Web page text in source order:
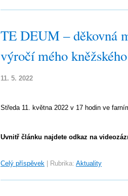
TE DEUM – děkovná
výročí mého
11. 5. 2022
Středa 11. května 2022 v 17 hodin ve
Uvnitř článku najdete odkaz na
Celý příspěvek Rubrika: Aktuality